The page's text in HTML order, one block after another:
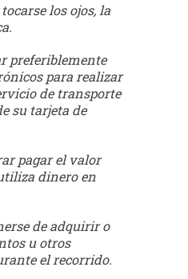
los ojos, la
preferiblemente
para realizar
de transporte
su tarjeta de
pagar el valor
dinero en
de adquirir o
u otros
el recorrido.